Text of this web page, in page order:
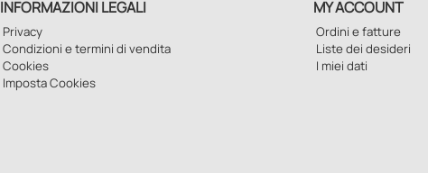
INFORMAZIONI LEGALI
Privacy
Condizioni e termini di vendita
Cookies
Imposta Cookies
MY ACCOUNT
Ordini e fatture
Liste dei desideri
I miei dati